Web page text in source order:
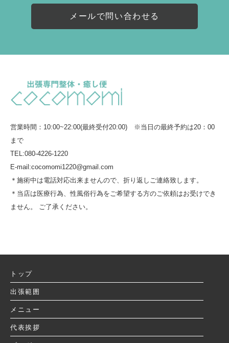
メールで問い合わせる
営業時間：10:00~22:00(最終受付20:00) ※当日の最終予約は20：00
まで
TEL:080-4226-1220
E-mail:cocomomi1220@gmail.com
＊施術中は電話対応出来ませんので、折り返しご連絡致します。
＊当店は医療行為、性風俗行為をご希望する方のご依頼はお受けでき
ません。 ご了承ください。
トップ
出張範囲
メニュー
代表挨拶